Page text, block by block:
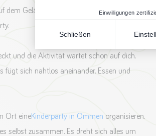
dem Gelände des Ferienparks Ommerland.
und die Aktivität wartet schon auf dich.
fügt sich nahtlos aneinander. Essen und
Ort eineKinderparty in Ommen organisieren.
selbst zusammen. Es dreht sich alles um